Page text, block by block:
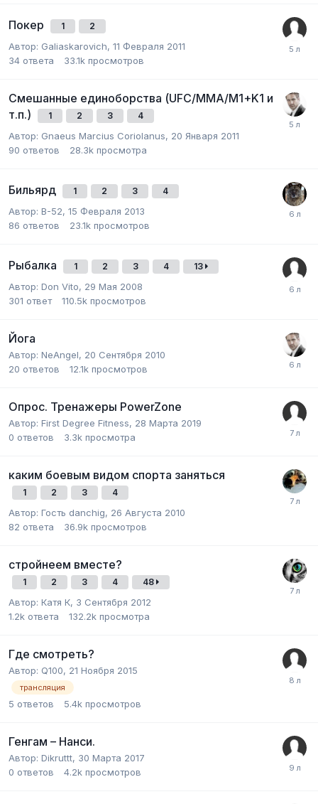
Покер 1 2
Автор: Galiaskarovich, 11 Февраля 2011
34 ответа 33.1k просмотров
Смешанные единоборства (UFC/MMA/M1+K1 и
т.п.)
1 2 3 4
Автор: Gnaeus Marcius Coriolanus, 20 Января 2011
90 ответов 28.3k просмотра
Бильярд 1 2 3 4
Автор: B-52, 15 Февраля 2013
86 ответов 23.1k просмотров
Рыбалка 1 2 3 4 13
Автор: Don Vito, 29 Мая 2008
301 ответ 110.5k просмотров
Йога
Автор: NeAngel, 20 Сентября 2010
20 ответов 12.1k просмотров
Опрос. Тренажеры PowerZone
Автор: First Degree Fitness, 28 Марта 2019
0 ответов 3.3k просмотра
каким боевым видом спорта заняться
1 2 3 4
Автор: Гость danchig, 26 Августа 2010
82 ответа 36.9k просмотров
стройнеем вместе?
1 2 3 4 48
Автор: Катя К, 3 Сентября 2012
1.2k ответа 132.2k просмотра
Где смотреть?
Автор: Q100, 21 Ноября 2015
трансляция
5 ответов 5.4k просмотров
Генгам – Нанси.
Автор: Dikruttt, 30 Марта 2017
0 ответов 4.2k просмотров